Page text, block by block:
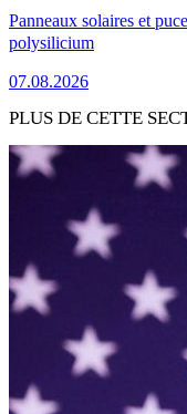
Panneaux solaires et
polysilicium
07.08.2026
PLUS DE CETTE